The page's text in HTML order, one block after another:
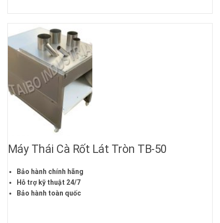
Máy Thái Cà Rốt Lát Tròn TB-50
Bảo hành chính hãng
Hỗ trợ kỹ thuật 24/7
Bảo hành toàn quốc